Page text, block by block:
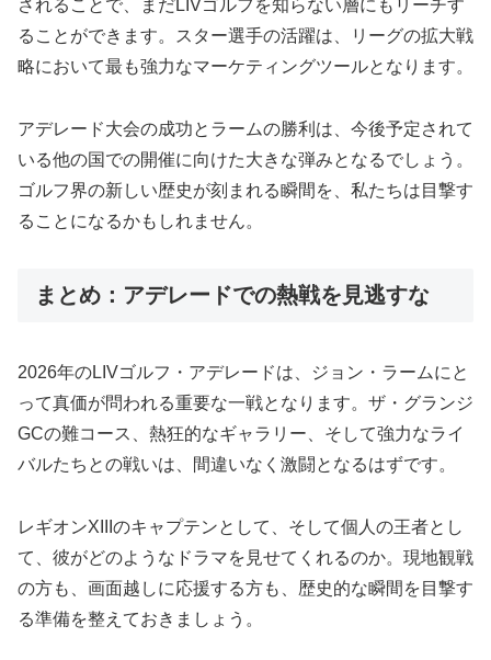
されることで、まだLIVゴルフを知らない層にもリーチす
ることができます。スター選手の活躍は、リーグの拡大戦
略において最も強力なマーケティングツールとなります。
アデレード大会の成功とラームの勝利は、今後予定されて
いる他の国での開催に向けた大きな弾みとなるでしょう。
ゴルフ界の新しい歴史が刻まれる瞬間を、私たちは目撃す
ることになるかもしれません。
まとめ：アデレードでの熱戦を見逃すな
2026年のLIVゴルフ・アデレードは、ジョン・ラームにと
って真価が問われる重要な一戦となります。ザ・グランジ
GCの難コース、熱狂的なギャラリー、そして強力なライ
バルたちとの戦いは、間違いなく激闘となるはずです。
レギオンXIIIのキャプテンとして、そして個人の王者とし
て、彼がどのようなドラマを見せてくれるのか。現地観戦
の方も、画面越しに応援する方も、歴史的な瞬間を目撃す
る準備を整えておきましょう。